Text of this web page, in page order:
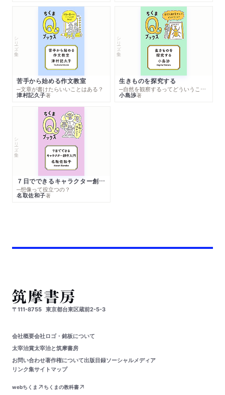
シリーズ・全集
苦手から始める作文教室
─文章が書けたらいいことはある？
津村記久子著
シリーズ・全集
生きものを探究する
─自然を観察するってどういうこと？
小島渉著
シリーズ・全集
７日でできるキャラクター創作入門
─想像って役立つの？
名取佐和子著
〒111-8755 東京都台東区蔵前2-5-3
会社概要会社ロゴ・銘板について
太宰治賞太宰治と筑摩書房
お問い合わせ著作権について出版目録ソーシャルメディア
リンク集サイトマップ
webちくま ちくまの教科書